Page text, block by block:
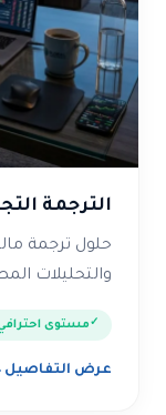
الترجمة
حلول ترجمة
والتحليلات
مستوى
عرض التفاصيل